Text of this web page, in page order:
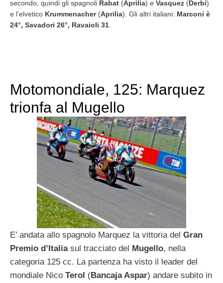
secondo, quindi gli spagnoli Rabat (Aprilia) e Vasquez (Derbi)
e l’elvetico Krummenacher(Aprilia). Gli altri italiani: Marconi è
24°, Savadori 26°, Ravaioli 31
Motomondiale, 125: Marquez
trionfa al Mugello
E’ andata allo spagnolo Marquez la vittoria del Gran
Premio d’Italiasul tracciato del Mugello, nella
categoria 125 cc. La partenza ha visto il leader del
mondiale Nico Terol (Bancaja Aspar) andare subito in